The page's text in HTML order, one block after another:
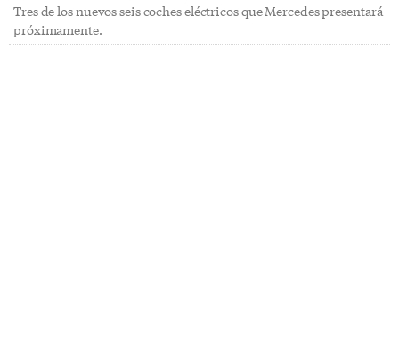
Tres de los nuevos seis coches eléctricos que Mercedes presentará
próximamente.